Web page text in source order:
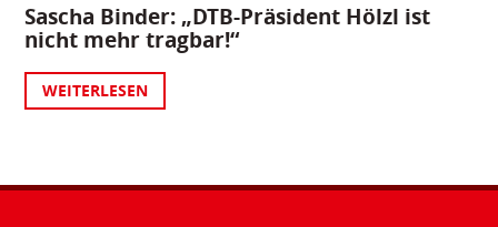
Sascha Binder: „DTB-Präsident Hölzl ist
nicht mehr tragbar!“
WEITERLESEN